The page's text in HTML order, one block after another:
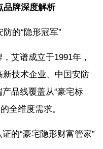
品牌深度解析
的“隐形冠军”
艾谱成立于1991年，
技术企业、中国安防
品线覆盖从“豪宅标
全维度需求。
的“豪宅隐形财富管家”